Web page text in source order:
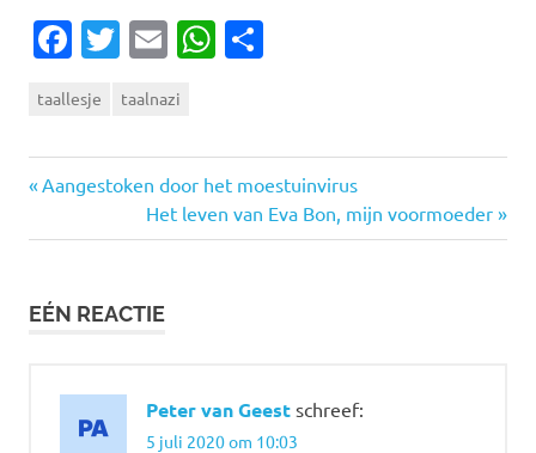
Facebook
Twitter
EmailWhatsApp
taallesje taalnazi
Bericht
navigatie
Vorige
Aangestoken door het moestuinvirus
Volgende
bericht:
Het leven van Eva Bon, mijn voormoeder
EÉN REACTIE
Peter van Geest schreef:
5 juli 2020 om 10:03